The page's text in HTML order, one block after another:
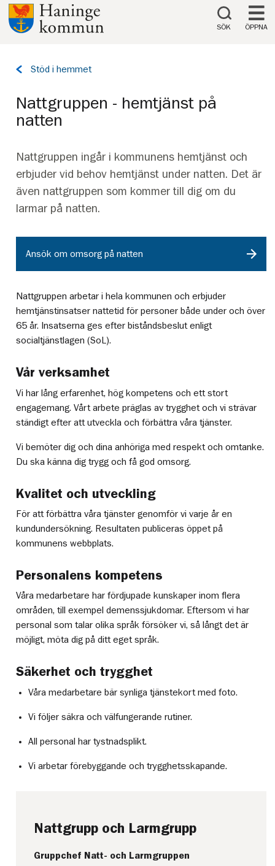
Till innehåll på sidan
SÖK ÖPPNA
Tillbaka
Stöd i hemmet
Nattgruppen - hemtjänst på
natten
Nattgruppen ingår i kommunens hemtjänst och
erbjuder vid behov hemtjänst under natten. Det är
även nattgruppen som kommer till dig om du
larmar på natten.
Ansök om omsorg på natten
Nattgruppen arbetar i hela kommunen och erbjuder
hemtjänstinsatser nattetid för personer både under och över
65 år. Insatserna ges efter biståndsbeslut enligt
socialtjänstlagen (SoL).
Vår verksamhet
Vi har lång erfarenhet, hög kompetens och ett stort
engagemang. Vårt arbete präglas av trygghet och vi strävar
ständigt efter att utveckla och förbättra våra tjänster.
Vi bemöter dig och dina anhöriga med respekt och omtanke.
Du ska känna dig trygg och få god omsorg.
Kvalitet och utveckling
För att förbättra våra tjänster genomför vi varje år en
kundundersökning. Resultaten publiceras öppet på
kommunens webbplats.
Personalens kompetens
Våra medarbetare har fördjupade kunskaper inom flera
områden, till exempel demenssjukdomar. Eftersom vi har
personal som talar olika språk försöker vi, så långt det är
möjligt, möta dig på ditt eget språk.
Säkerhet och trygghet
Våra medarbetare bär synliga tjänstekort med foto.
Vi följer säkra och välfungerande rutiner.
All personal har tystnadsplikt.
Vi arbetar förebyggande och trygghetsskapande.
Nattgrupp och Larmgrupp
Gruppchef Natt- och Larmgruppen